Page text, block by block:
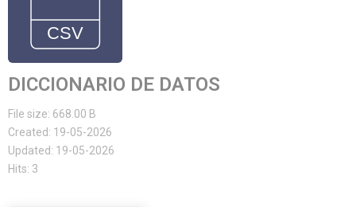
DICCIONARIO DE DATOS
File size: 668.00 B
Created: 19-05-2026
Updated: 19-05-2026
Hits: 3